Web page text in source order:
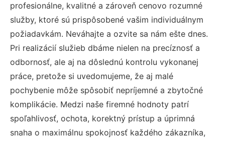
profesionálne, kvalitné a zároveň cenovo rozumné
služby, ktoré sú prispôsobené vašim individuálnym
požiadavkám. Neváhajte a ozvite sa nám ešte dnes.
Pri realizácií služieb dbáme nielen na precíznosť a
odbornosť, ale aj na dôslednú kontrolu vykonanej
práce, pretože si uvedomujeme, že aj malé
pochybenie môže spôsobiť nepríjemné a zbytočné
komplikácie. Medzi naše firemné hodnoty patrí
spoľahlivosť, ochota, korektný prístup a úprimná
snaha o maximálnu spokojnosť každého zákazníka,